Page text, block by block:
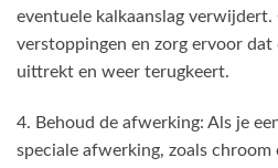
eventuele kalkaanslag
verstoppingen en zorg ervoor dat
uittrekt en weer terugkeert.
4. Behoud de afwerking: Als je
speciale afwerking, zoals